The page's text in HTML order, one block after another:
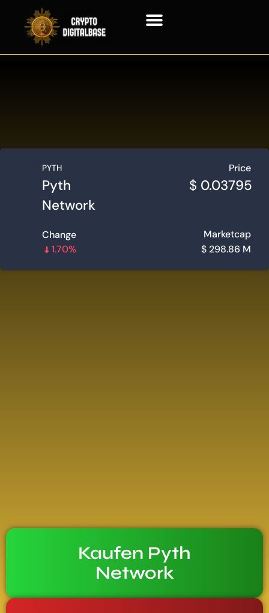
PYTH
Pyth
Network
Price
$ 0.03795
Change
1.70%
Marketcap
$ 298.86 M
Kaufen Pyth
Network